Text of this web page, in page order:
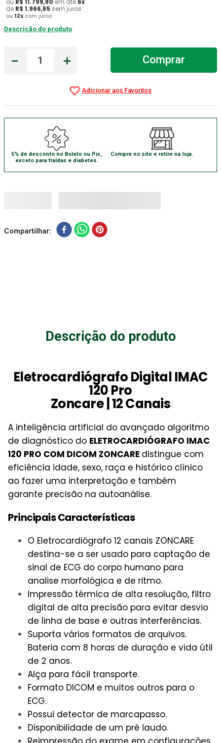
ou R$ 11.799,90 em até 6x
de R$ 1.966,65 sem juros
ou 12x com juros
Descrição do produto
＋
－ Comprar
5% de desconto no Boleto ou Pix,
exceto para fraldas e diabetes.
Compre no site e retire na loja.
Compartilhar
Descrição do produto
Eletrocardiógrafo Digital IMAC
120 Pro
Zoncare | 12 Canais
A inteligência artificial do avançado algoritmo
de diagnóstico do ELETROCARDIÓGRAFO IMAC
120 PRO COM DICOM ZONCARE distingue com
eficiência idade, sexo, raça e histórico clínico
ao fazer uma interpretação e também
garante precisão na autoanálise.
Principais Características
O Eletrocardiógrafo 12 canais ZONCARE
destina-se a ser usado para captação de
sinal de ECG do corpo humano para
analise morfológica e de ritmo.
Impressão térmica de alta resolução, filtro
digital de alta precisão para evitar desvio
de linha de base e outras interferências.
Suporta vários formatos de arquivos.
Bateria com 8 horas de duração e vida útil
de 2 anos.
Alça para fácil transporte.
Formato DICOM e muitos outros para o
ECG.
Possui detector de marcapasso.
Disponibilidade de um pré laudo.
7º Aparelho Pressão
8º Gaze Esteril